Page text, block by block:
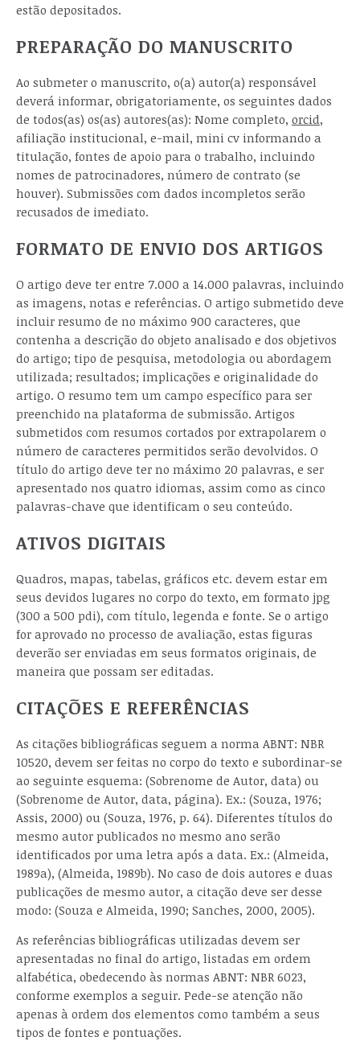
estão depositados.
PREPARAÇÃO DO MANUSCRITO
Ao submeter o manuscrito, o(a) autor(a) responsável
deverá informar, obrigatoriamente, os seguintes dados
de todos(as) os(as) autores(as): Nome completo, orcid,
afiliação institucional, e-mail, mini cv informando a
titulação, fontes de apoio para o trabalho, incluindo
nomes de patrocinadores, número de contrato (se
houver). Submissões com dados incompletos serão
recusados de imediato.
FORMATO DE ENVIO DOS ARTIGOS
O artigo deve ter entre 7.000 a 14.000 palavras, incluindo
as imagens, notas e referências. O artigo submetido deve
incluir resumo de no máximo 900 caracteres, que
contenha a descrição do objeto analisado e dos objetivos
do artigo; tipo de pesquisa, metodologia ou abordagem
utilizada; resultados; implicações e originalidade do
artigo. O resumo tem um campo específico para ser
preenchido na plataforma de submissão. Artigos
submetidos com resumos cortados por extrapolarem o
número de caracteres permitidos serão devolvidos. O
título do artigo deve ter no máximo 20 palavras, e ser
apresentado nos quatro idiomas, assim como as cinco
palavras-chave que identificam o seu conteúdo.
ATIVOS DIGITAIS
Quadros, mapas, tabelas, gráficos etc. devem estar em
seus devidos lugares no corpo do texto, em formato jpg
(300 a 500 pdi), com título, legenda e fonte. Se o artigo
for aprovado no processo de avaliação, estas figuras
deverão ser enviadas em seus formatos originais, de
maneira que possam ser editadas.
CITAÇÕES E REFERÊNCIAS
As citações bibliográficas seguem a norma ABNT: NBR
10520, devem ser feitas no corpo do texto e subordinar-se
ao seguinte esquema: (Sobrenome de Autor, data) ou
(Sobrenome de Autor, data, página). Ex.: (Souza, 1976;
Assis, 2000) ou (Souza, 1976, p. 64). Diferentes títulos do
mesmo autor publicados no mesmo ano serão
identificados por uma letra após a data. Ex.: (Almeida,
1989a), (Almeida, 1989b). No caso de dois autores e duas
publicações de mesmo autor, a citação deve ser desse
modo: (Souza e Almeida, 1990; Sanches, 2000, 2005).
As referências bibliográficas utilizadas devem ser
apresentadas no final do artigo, listadas em ordem
alfabética, obedecendo às normas ABNT: NBR 6023,
conforme exemplos a seguir. Pede-se atenção não
apenas à ordem dos elementos como também a seus
tipos de fontes e pontuações.